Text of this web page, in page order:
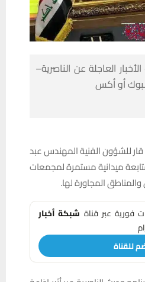
العاجلة عن الناصرية–
أو أكس
للشؤون الفنية المهندس عبد
ميدانية مستمرة لمجمعات
المجاورة لها.
فورية عبر قناة شبكة أخبار
للقناة